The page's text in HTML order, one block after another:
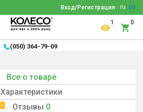
ru ua
Вход/Регистрация
1 0
(050) 364-79-09
Все о товаре
Характеристики
Отзывы 0